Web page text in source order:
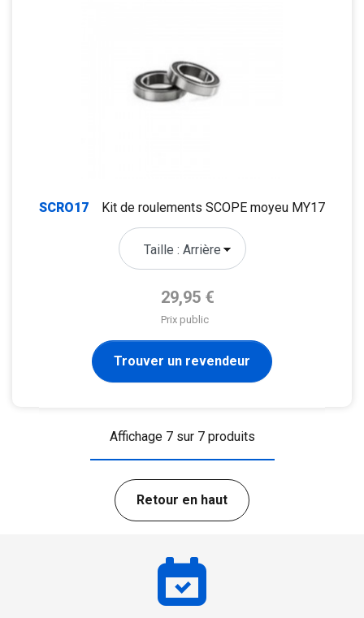
SCRO17 Kit de roulements SCOPE moyeu MY17
Prix de base
29,95 €
Prix public
Trouver un revendeur
Affichage 7 sur 7 produits
Retour en haut